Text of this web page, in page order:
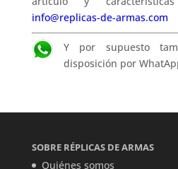
info@replicas-de-armas.com
Y por supuesto
disposición por
SOBRE RÉPLICAS DE ARMAS
Quiénes somos